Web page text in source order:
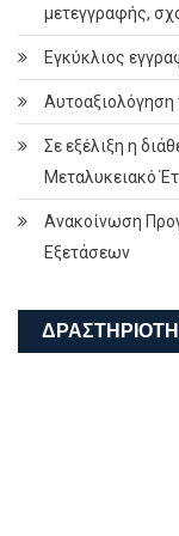
μετεγγραφής,
Εγκύκλιος
Σε εξέλιξη η
Μεταλυκειακό
Ανακοίνωση
Εξετάσεων